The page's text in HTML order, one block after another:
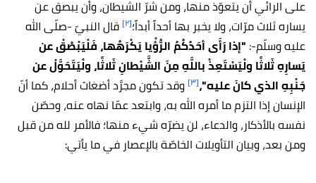
على الرائي أن يتعوّذ منها، ومن شرّ الشيطان، وأن يبصق عن
يساره ثلاث مرّات، ولا يخبر بها أحداً أبداً؛[٢]
قال النبيّ -صلّى الله
عليه وسلّم-: "إذا رَأَى أحَدُكُمُ الرُّؤْيا يَكْرَهُها، فَلْيَبْصُقْ عن
يَسارِهِ ثَلاثًا ولْيَسْتَعِذْ باللَّهِ مِنَ الشَّيْطانِ ثَلاثًا، ولْيَتَحَوَّلْ عن
جَنْبِهِ الذي كانَ عليه"،[٣]
وقد تكون مجرَّد أضغاث أحلام، كما أنّ
الإنسان إذا التزم ما أمره الله به، وابتعد عمّا نهاه عنه، وحصّن
نفسه بالأذكار، والدعاء، لن يضرّه شيء منها؛ فالأمر لله من قبل
ومن بعد، وبيان التأويلات الخاصّة بالإعصار في ما يأتي: